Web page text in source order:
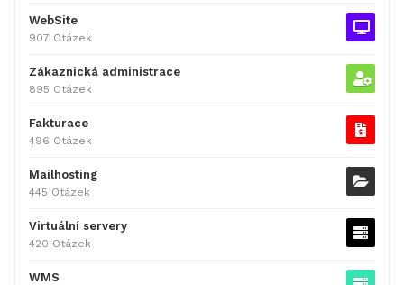
WebSite
907 Otázek
Zákaznická administrace
895 Otázek
Fakturace
496 Otázek
Mailhosting
445 Otázek
Virtuální servery
420 Otázek
WMS